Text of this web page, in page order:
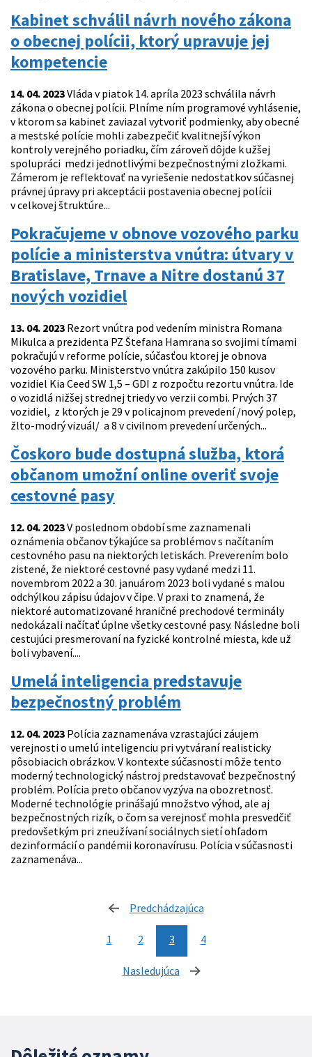
Kabinet schválil návrh nového zákona
o obecnej polícii, ktorý upravuje jej
kompetencie
14. 04. 2023Vláda v piatok 14. apríla 2023 schválila návrh
zákona o obecnej polícii. Plníme ním programové vyhlásenie,
v ktorom sa kabinet zaviazal vytvoriť podmienky, aby obecné
a mestské polície mohli zabezpečiť kvalitnejší výkon
kontroly verejného poriadku, čím zároveň dôjde k užšej
spolupráci medzi jednotlivými bezpečnostnými zložkami.
Zámerom je reflektovať na vyriešenie nedostatkov súčasnej
právnej úpravy pri akceptácii postavenia obecnej polícii
v celkovej štruktúre...
Pokračujeme v obnove vozového parku
polície a ministerstva vnútra: útvary v
Bratislave, Trnave a Nitre dostanú 37
nových vozidiel
13. 04. 2023 Rezort vnútra pod vedením ministra Romana
Mikulca a prezidenta PZ Štefana Hamrana so svojimi tímami
pokračujú v reforme polície, súčasťou ktorej je obnova
vozového parku. Ministerstvo vnútra zakúpilo 150 kusov
vozidiel Kia Ceed SW 1,5 – GDI z rozpočtu rezortu vnútra. Ide
o vozidlá nižšej strednej triedy vo verzii combi. Prvých 37
vozidiel, z ktorých je 29 v policajnom prevedení /nový polep,
žlto-modrý vizuál/ a 8 v civilnom prevedení určených...
Čoskoro bude dostupná služba, ktorá
občanom umožní online overiť svoje
cestovné pasy
12. 04. 2023V poslednom období sme zaznamenali
oznámenia občanov týkajúce sa problémov s načítaním
cestovného pasu na niektorých letiskách. Preverením bolo
zistené, že niektoré cestovné pasy vydané medzi 11.
novembrom 2022 a 30. januárom 2023 boli vydané s malou
odchýlkou zápisu údajov v čipe. V praxi to znamená, že
niektoré automatizované hraničné prechodové terminály
nedokázali načítať úplne všetky cestovné pasy. Následne boli
cestujúci presmerovaní na fyzické kontrolné miesta, kde už
boli vybavení....
Umelá inteligencia predstavuje
bezpečnostný problém
12. 04. 2023 Polícia zaznamenáva vzrastajúci záujem
verejnosti o umelú inteligenciu pri vytváraní realisticky
pôsobiacich obrázkov. V kontexte súčasnosti môže tento
moderný technologický nástroj predstavovať bezpečnostný
problém. Polícia preto občanov vyzýva na obozretnosť.
Moderné technológie prinášajú množstvo výhod, ale aj
bezpečnostných rizík, o čom sa verejnosť mohla presvedčiť
predovšetkým pri zneužívaní sociálnych sietí ohľadom
dezinformácií o pandémii koronavírusu. Polícia v súčasnosti
zaznamenáva...
Predchádzajúca
1 2 3 4
Nasledujúca stránka